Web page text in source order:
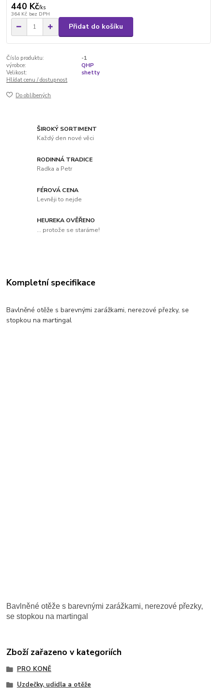
440 Kč/ks
364 Kč bez DPH
Přidat do košíku
Číslo produktu:
-1
výrobce:
QHP
Velikost:
shetty
Hlídat cenu / dostupnost
Do oblíbených
ŠIROKÝ SORTIMENT
Každý den nové věci
RODINNÁ TRADICE
Radka a Petr
FÉROVÁ CENA
Levněji to nejde
HEUREKA OVĚŘENO
... protože se staráme!
Kompletní specifikace
Bavlněné otěže s barevnými zarážkami, nerezové přezky, se
stopkou na martingal
Bavlněné otěže s barevnými zarážkami, nerezové přezky,
se stopkou na martingal
Zboží zařazeno v kategoriích
PRO KONĚ
Uzdečky, udidla a otěže